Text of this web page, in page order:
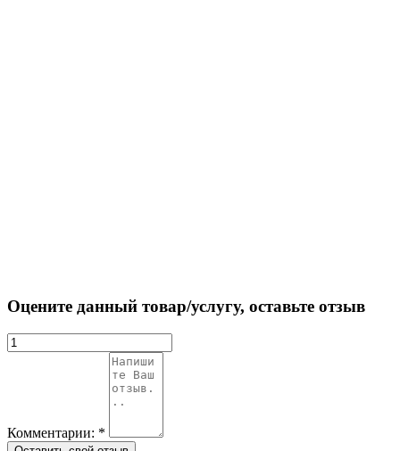
Оцените данный товар/услугу, оставьте отзыв
Комментарии: *